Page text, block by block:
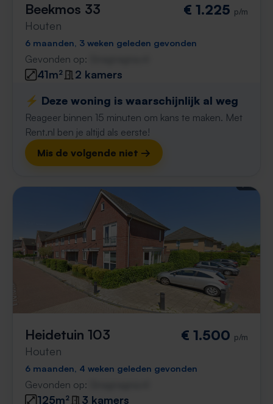
Beekmos 33
Houten
€ 1.225 p/m
6 maanden, 3 weken geleden gevonden
Gevonden op:
41m²
2 kamers
⚡️ Deze woning is waarschijnlijk al weg
Reageer binnen 15 minuten om kans te maken. Met
Rent.nl ben je altijd als eerste!
Mis de volgende niet →
Heidetuin 103
Houten
€ 1.500 p/m
6 maanden, 4 weken geleden gevonden
Gevonden op:
125m²
3 kamers